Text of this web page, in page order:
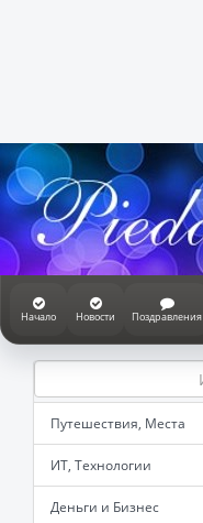
Начало Новости Поздравления
Путешествия, Места
ИТ, Технологии
Деньги и Бизнес